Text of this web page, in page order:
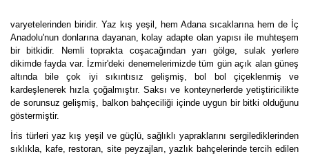
varyetelerinden biridir. Yaz kış yeşil, hem Adana sıcaklarına hem de İç
Anadolu'nun donlarına dayanan, kolay adapte olan yapısı ile muhteşem
bir bitkidir. Nemli toprakta coşacağından yarı gölge, sulak yerlere
dikimde fayda var. İzmir'deki denemelerimizde tüm gün açık alan güneş
altında bile çok iyi sıkıntısız gelişmiş, bol bol çiçeklenmiş ve
kardeşlenerek hızla çoğalmıştır. Saksı ve konteynerlerde yetiştiricilikte
de sorunsuz gelişmiş, balkon bahçeciliği içinde uygun bir bitki olduğunu
göstermiştir.
İris türleri yaz kış yeşil ve güçlü, sağlıklı yapraklarını sergilediklerinden
sıklıkla, kafe, restoran, site peyzajları, yazlık bahçelerinde tercih edilen